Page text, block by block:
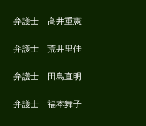
弁護士 高井重憲
弁護士 荒井里佳
弁護士 田島直明
弁護士 福本舞子